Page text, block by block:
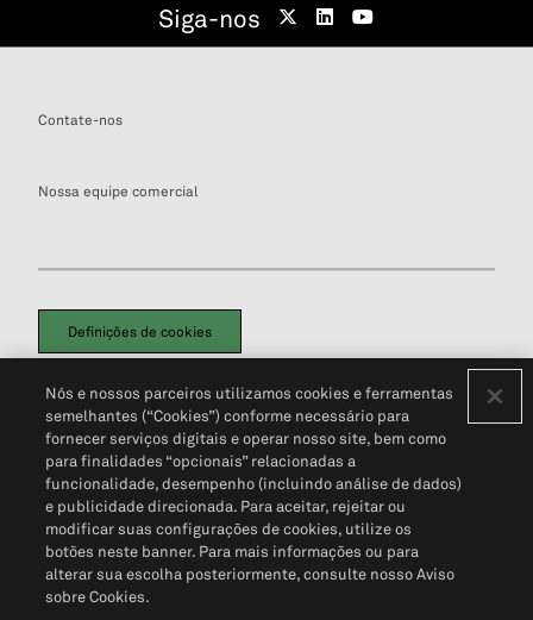
Siga-nos
Contate-nos
Nossa equipe comercial
Definições de cookies
Política de PrivacidadePortal de privacidade do cliente (em inglês)
Não Venda Minhas Informações Pessoais© 2026 S&P Global
Nós e nossos parceiros utilizamos cookies e ferramentas
semelhantes (“Cookies”) conforme necessário para
fornecer serviços digitais e operar nosso site, bem como
para finalidades “opcionais” relacionadas a
funcionalidade, desempenho (incluindo análise de dados)
e publicidade direcionada. Para aceitar, rejeitar ou
modificar suas configurações de cookies, utilize os
botões neste banner. Para mais informações ou para
alterar sua escolha posteriormente, consulte nosso Aviso
sobre Cookies.